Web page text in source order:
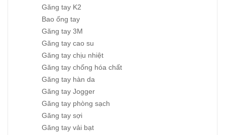
Găng tay K2
Bao ống tay
Găng tay 3M
Găng tay cao su
Găng tay chịu nhiệt
Găng tay chống hóa chất
Găng tay hàn da
Găng tay Jogger
Găng tay phòng sạch
Găng tay sợi
Găng tay vải bạt